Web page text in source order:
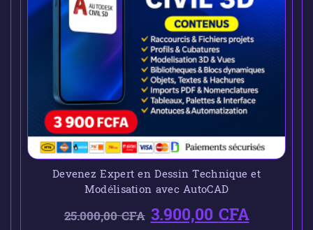
Devenez Expert en Dessin Technique et
Modélisation avec AutoCAD
25.000,00CFA 3.900,00CFA